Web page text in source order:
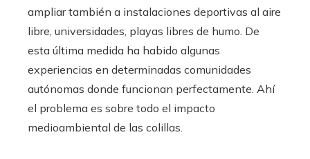
ampliar también a instalaciones deportivas al aire
libre, universidades, playas libres de humo. De
esta última medida ha habido algunas
experiencias en determinadas comunidades
autónomas donde funcionan perfectamente. Ahí
el problema es sobre todo el impacto
medioambiental de las colillas.